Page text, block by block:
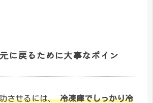
に戻るために大事なポイン
させるには、冷凍庫でしっかり冷